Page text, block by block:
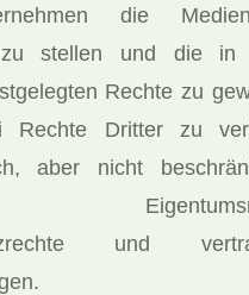
die
zu stellen und die in
Rechte zu
Rechte Dritter zu
aber nicht
und